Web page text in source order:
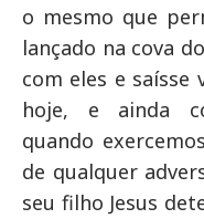
o mesmo que
lançado na cova
com eles e saísse
hoje, e ainda
quando
de qualquer
seu filho Jesus